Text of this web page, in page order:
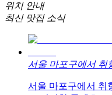
위치 안내
최신 맛집 소식
서울 마포구에서 취
서울 마포구에서 취